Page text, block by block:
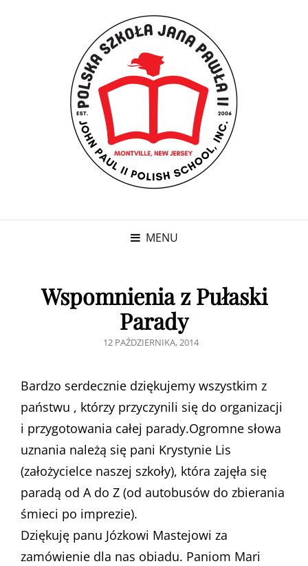
MENU
Wspomnienia z Pułaski
Parady
POSTED
12 PAŹDZIERNIKA, 2014
Bardzo serdecznie dziękujemy wszystkim z
państwu , którzy przyczynili się do organizacji
i przygotowania całej parady.Ogromne słowa
uznania należą się pani Krystynie Lis
(założycielce naszej szkoły), która zajęła się
paradą od A do Z (od autobusów do zbierania
śmieci po imprezie).
Dziękuję panu Józkowi Mastejowi za
zamówienie dla nas obiadu. Paniom Mari